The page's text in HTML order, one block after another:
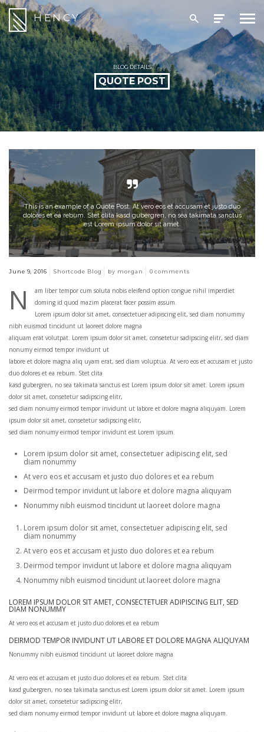
HENCY
BLOG DETAILS
QUOTE POST
This is an example of a Quote Post. At vero eos et accusam et justo duo
dolores et ea rebum. Stet clita kasd gubergren, no sea takimata sanctus
est Lorem ipsum dolor sit amet.
June 9, 2016 Shortcode Blog by morgan 0 comments
n
am liber tempor cum soluta nobis eleifend option congue nihil imperdiet
doming id quod mazim placerat facer possim assum.
Lorem ipsum dolor sit amet, consectetuer adipiscing elit, sed diam nonummy
nibh euismod tincidunt ut laoreet dolore magna
aliquam erat volutpat. Lorem ipsum dolor sit amet, consetetur sadipscing elitr, sed diam
nonumy eirmod tempor invidunt ut
labore et dolore magna aliq uyam erat, sed diam voluptua. At vero eos et accusam et justo
duo dolores et ea rebum. Stet clita
kasd gubergren, no sea takimata sanctus est Lorem ipsum dolor sit amet. Lorem ipsum
dolor sit amet, consetetur sadipscing elitr,
sed diam nonumy eirmod tempor invidunt ut labore et dolore magna aliquyam. Lorem
ipsum dolor sit amet, consetetur sadipscing elitr,
sed diam nonumy eirmod tempor invidunt est Lorem ipsum.
Lorem ipsum dolor sit amet, consectetuer adipiscing elit, sed
diam nonummy
At vero eos et accusam et justo duo dolores et ea rebum
Deirmod tempor invidunt ut labore et dolore magna aliquyam
Nonummy nibh euismod tincidunt ut laoreet dolore magna
Lorem ipsum dolor sit amet, consectetuer adipiscing elit, sed
diam nonummy
At vero eos et accusam et justo duo dolores et ea rebum
Deirmod tempor invidunt ut labore et dolore magna aliquyam
Nonummy nibh euismod tincidunt ut laoreet dolore magna
LOREM IPSUM DOLOR SIT AMET, CONSECTETUER ADIPISCING ELIT, SED
DIAM NONUMMY
At vero eos et accusam et justo duo dolores et ea rebum
DEIRMOD TEMPOR INVIDUNT UT LABORE ET DOLORE MAGNA ALIQUYAM
Nonummy nibh euismod tincidunt ut laoreet dolore magna
At vero eos et accusam et justo duo dolores et ea rebum. Stet clita
kasd gubergren, no sea takimata sanctus est Lorem ipsum dolor sit amet. Lorem ipsum
dolor sit amet, consetetur sadipscing elitr,
sed diam nonumy eirmod tempor invidunt ut labore et dolore magna aliquyam.